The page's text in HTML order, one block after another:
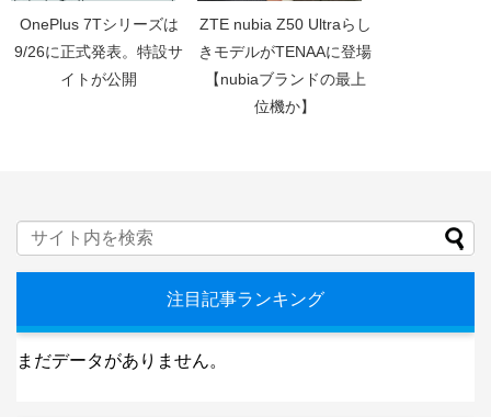
OnePlus 7Tシリーズは
9/26に正式発表。特設サ
イトが公開
ZTE nubia Z50 Ultraらし
きモデルがTENAAに登場
【nubiaブランドの最上
位機か】
注目記事ランキング
まだデータがありません。